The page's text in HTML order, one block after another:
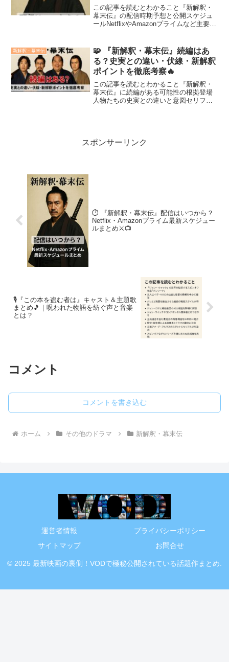
この記事を読むとわかること『新解釈・
幕末伝』の配信時期予想と公開スケジュ
ールNetflixやAmazonプライムなど主要サ
釈・幕末伝』が2025年12月19日に劇場公
開...
新解釈・幕末伝
🧩 『新解釈・幕末伝』続編はあ
る？史実との違い・伏線・新解釈
ポイントを徹底考察🔥
この記事を読むとわかること『新解釈・
幕末伝』に続編がある可能性の根拠登場
人物たちの史実との違いと意図セリフ・
スポンサーリンク
⏱️ 『新解釈・幕末伝』配信はいつから？
Netflix・Amazonプライム最新スケジュー
ルまとめ⚔️📺
🎙️『この本を盗む者は』キャスト＆主題歌
まとめ🎵｜呪われた物語を紡ぐ声と音楽
とは？
コメント
コメントを書き込む
ホーム その他のドラマ 新解釈・幕末伝
運営者情報
プライバシーポリシー
サイトマップ
お問合せ
© 2025 最新映画の裏側！VODで極秘公開されている話題作まとめ.